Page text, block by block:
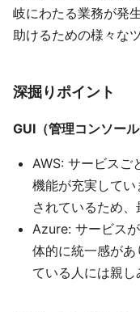
岐にわたる業務が発
助けるための様々な
深掘りポイント
GUI（管理コンソー
AWS: サービスご
機能が充実して
されているため、
Azure: サービス
体的に統一感が
ている人には親し